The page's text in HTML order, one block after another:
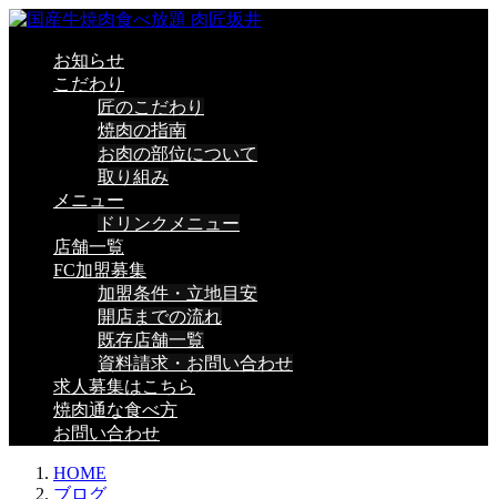
お知らせ
こだわり
匠のこだわり
焼肉の指南
お肉の部位について
取り組み
メニュー
ドリンクメニュー
店舗一覧
FC加盟募集
加盟条件・立地目安
開店までの流れ
既存店舗一覧
資料請求・お問い合わせ
求人募集はこちら
焼肉通な食べ方
お問い合わせ
HOME
ブログ